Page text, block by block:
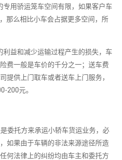
用骄运笼车空间有限，如果客户车
那么相比小车会占据更多空间，所
益和减少运输过程产生的损失，车
费一般是车价的千分之一；送车费
提供上门取车或者送车上门服务，
200元。
委托方来承运小轿车货运业务，必
如果由于车辆的非法来源途径所造
何法律上的纠纷均由车主和委托方